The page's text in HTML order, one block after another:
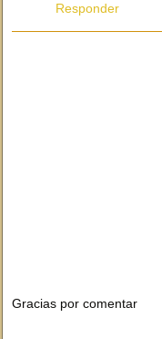
Responder
Gracias por comentar